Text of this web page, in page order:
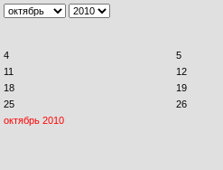
4
5
11
12
18
19
25
26
октябрь 2010